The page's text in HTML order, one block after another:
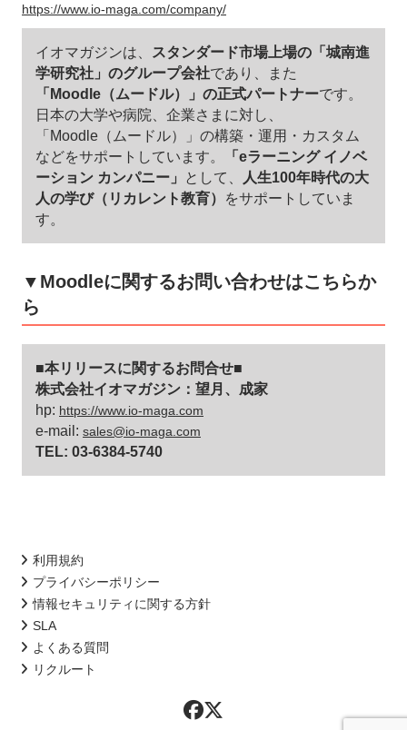
https://www.io-maga.com/company/
イオマガジンは、
スタンダード市場上場の「城南進
学研究社」のグループ会社であり、また
「Moodle（ムードル）」の正式パートナーです。
日本の大学や病院、企業さまに対し、
「Moodle（ムードル）」の構築・運用・カスタム
などをサポートしています。
「eラーニング イノベ
ーション カンパニー」
として、
人生100年時代の大
人の学び（リカレント教育）
をサポートしていま
す。
▼Moodleに関するお問い合わせはこちらか
ら
■本リリースに関するお問合せ■
株式会社イオマガジン：望月、成家
hp: https://www.io-maga.com
e-mail: sales@io-maga.com
TEL: 03-6384-5740
利用規約
プライバシーポリシー
情報セキュリティに関する方針
SLA
よくある質問
リクルート